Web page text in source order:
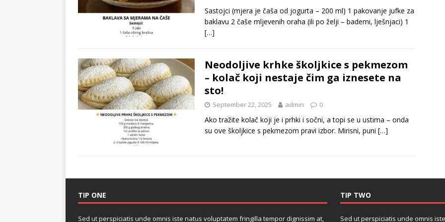
Sastojci (mjera je čaša od jogurta – 200 ml) 1 pakovanje jufke za
baklavu 2 čaše mljevenih oraha (ili po želji – bademi, lješnjaci) 1
[…]
Neodoljive krhke školjkice s pekmezom
– kolač koji nestaje čim ga iznesete na
sto!
September 22, 2025 admin 0
Ako tražite kolač koji je i prhki i sočni, a topi se u ustima – onda
su ove školjkice s pekmezom pravi izbor. Mirisni, puni […]
TIP ONE
Sed ut perspiciatis unde omnis iste natus voluptatem fringilla tempor dignissim at,
TIP TWO
Sed ut perspiciatis unde omnis